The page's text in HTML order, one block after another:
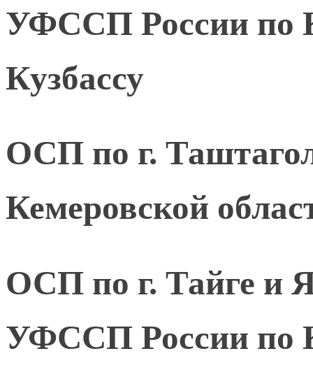
УФССП России по
Кузбассу
ОСП по г.
Кемеровской
ОСП по г. Тайге и
УФССП России по